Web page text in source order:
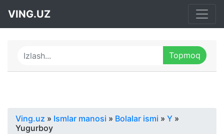
VING.UZ
Ving.uz » Ismlar manosi » Bolalar ismi » Y »
Yugurboy